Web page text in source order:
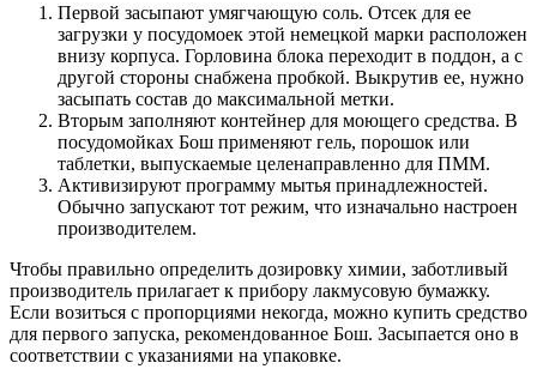
Первой засыпают умягчающую соль. Отсек для ее
загрузки у посудомоек этой немецкой марки расположен
внизу корпуса. Горловина блока переходит в поддон, а с
другой стороны снабжена пробкой. Выкрутив ее, нужно
засыпать состав до максимальной метки.
Вторым заполняют контейнер для моющего средства. В
посудомойках Бош применяют гель, порошок или
таблетки, выпускаемые целенаправленно для ПММ.
Активизируют программу мытья принадлежностей.
Обычно запускают тот режим, что изначально настроен
производителем.
Чтобы правильно определить дозировку химии, заботливый
производитель прилагает к прибору лакмусовую бумажку.
Если возиться с пропорциями некогда, можно купить средство
для первого запуска, рекомендованное Бош. Засыпается оно в
соответствии с указаниями на упаковке.